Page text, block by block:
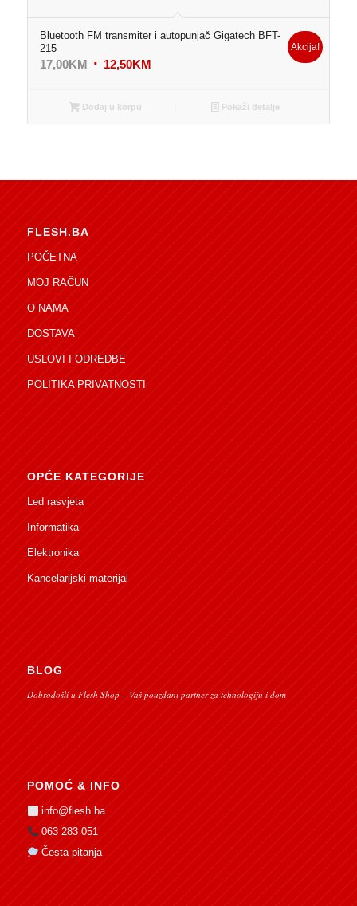
Bluetooth FM transmiter i autopunjač Gigatech BFT-
215
17,00KM Original
was:
17,00KM.
12,50KMCurrent
12,50KM.
Akcija!
Dodaj u korpu Pokaži detalje
FLESH.BA
POČETNA
MOJ RAČUN
O NAMA
DOSTAVA
USLOVI I ODREDBE
POLITIKA PRIVATNOSTI
OPĆE KATEGORIJE
Led rasvjeta
Informatika
Elektronika
Kancelarijski materijal
BLOG
Dobrodošli u Flesh Shop – Vaš pouzdani partner za tehnologiju i dom
POMOĆ & INFO
info@flesh.ba
063 283 051
Česta pitanja